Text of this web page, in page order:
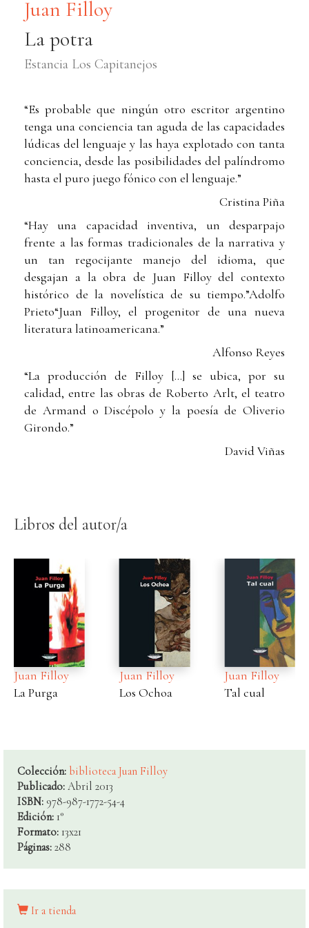
Juan Filloy
La potra
Estancia Los Capitanejos
“Es probable que ningún otro escritor argentino
tenga una conciencia tan aguda de las capacidades
lúdicas del lenguaje y las haya explotado con tanta
conciencia, desde las posibilidades del palíndromo
hasta el puro juego fónico con el lenguaje.”
Cristina Piña
“Hay una capacidad inventiva, un desparpajo
frente a las formas tradicionales de la narrativa y
un tan regocijante manejo del idioma, que
desgajan a la obra de Juan Filloy del contexto
histórico de la novelística de su tiempo.”Adolfo
Prieto“Juan Filloy, el progenitor de una nueva
literatura latinoamericana.”
Alfonso Reyes
“La producción de Filloy [...] se ubica, por su
calidad, entre las obras de Roberto Arlt, el teatro
de Armand o Discépolo y la poesía de Oliverio
Girondo.”
David Viñas
Libros del autor/a
Juan Filloy
La Purga
Juan Filloy
Los Ochoa
Juan Filloy
Tal cual
Colección: biblioteca Juan Filloy
Publicado: Abril 2013
ISBN: 978-987-1772-54-4
Edición: 1°
Formato: 13x21
Páginas: 288
Ir a tienda